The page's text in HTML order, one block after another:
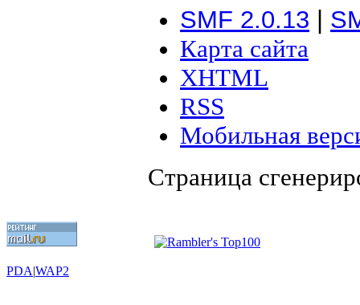
SMF 2.0.13
Карта сайта
XHTML
RSS
Мобильная
Страница
PDA|WAP2